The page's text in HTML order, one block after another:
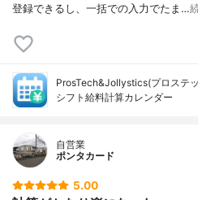
登録できるし、一括での入力でたま…
ProsTech&Jollystics(プロステ
シフト給料計算カレンダー
自営業
ポンタカード
5.00